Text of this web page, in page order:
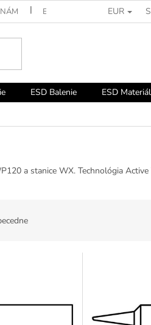
ESD PORADŇA EUR
ESD Balenie ESD
a stanice WX. Technológia